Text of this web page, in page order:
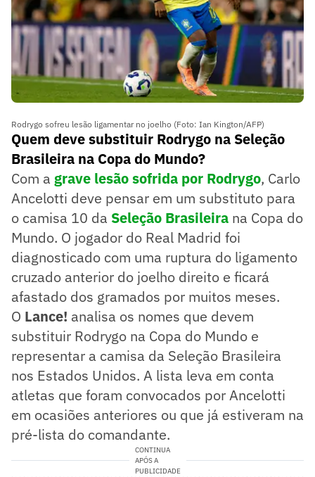
Rodrygo sofreu lesão ligamentar no joelho (Foto: Ian Kington/AFP)
Quem deve substituir Rodrygo na Seleção
Brasileira na Copa do Mundo?
Com a grave lesão sofrida por Rodrygo, Carlo
Ancelotti deve pensar em um substituto para
o camisa 10 da Seleção Brasileira na Copa do
Mundo. O jogador do Real Madrid foi
diagnosticado com uma ruptura do ligamento
cruzado anterior do joelho direito e ficará
afastado dos gramados por muitos meses.
O Lance! analisa os nomes que devem
substituir Rodrygo na Copa do Mundo e
representar a camisa da Seleção Brasileira
nos Estados Unidos. A lista leva em conta
atletas que foram convocados por Ancelotti
em ocasiões anteriores ou que já estiveram na
pré-lista do comandante.
CONTINUA
APÓS A
PUBLICIDADE